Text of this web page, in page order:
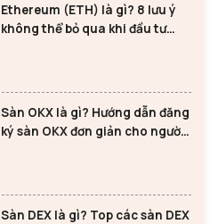
Ethereum (ETH) là gì? 8 lưu ý
không thể bỏ qua khi đầu tư
Sàn OKX là gì? Hướng dẫn đăng
ký sàn OKX đơn giản cho người
Sàn DEX là gì? Top các sàn DEX